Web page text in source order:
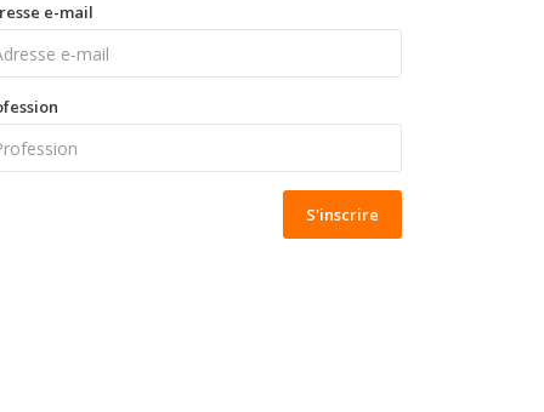
e-mail
S'inscrire